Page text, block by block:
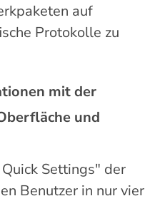
auf
Protokolle zu
mit der
und
Settings" der
Benutzer in nur vier